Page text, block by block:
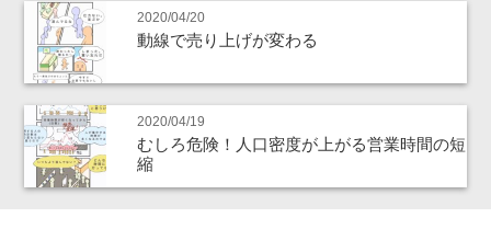
2020/04/20
動線で売り上げが変わる
2020/04/19
むしろ危険！人口密度が上がる営業時間の短
縮